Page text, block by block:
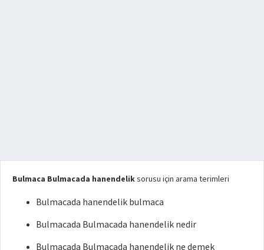
Bulmaca Bulmacada hanendeliksorusu için arama terimleri
Bulmacada hanendelik bulmaca
Bulmacada Bulmacada hanendelik nedir
Bulmacada Bulmacada hanendelik ne demek